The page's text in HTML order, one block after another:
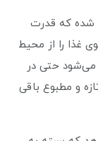
شده که قدرت
غذا را از محیط
حتی در
و مطبوع باقی